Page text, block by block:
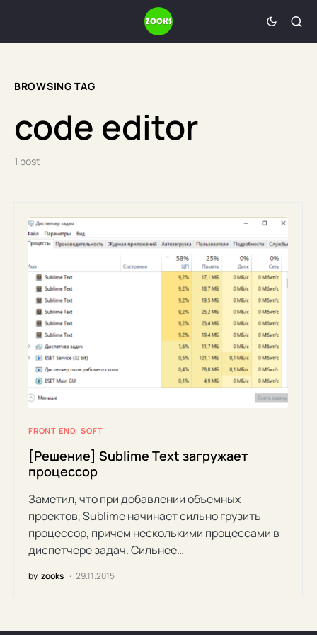
BROWSING TAG
code editor
1 post
FRONT END SOFT
[Решение] Sublime Text загружает
процессор
Заметил, что при добавлении объемных
проектов, Sublime начинает сильно грузить
процессор, причем несколькими процессами в
диспетчере задач. Сильнее…
by zooks 29.11.2015